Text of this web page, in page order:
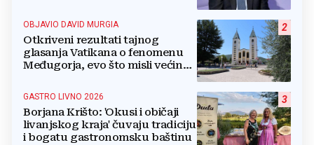
boriti...
2
OBJAVIO DAVID MURGIA
Otkriveni rezultati tajnog
glasanja Vatikana o fenomenu
Međugorja, evo što misli većina
3
GASTRO LIVNO 2026
Borjana Krišto: 'Okusi i običaji
livanjskog kraja' čuvaju tradiciju
i bogatu gastronomsku baštinu